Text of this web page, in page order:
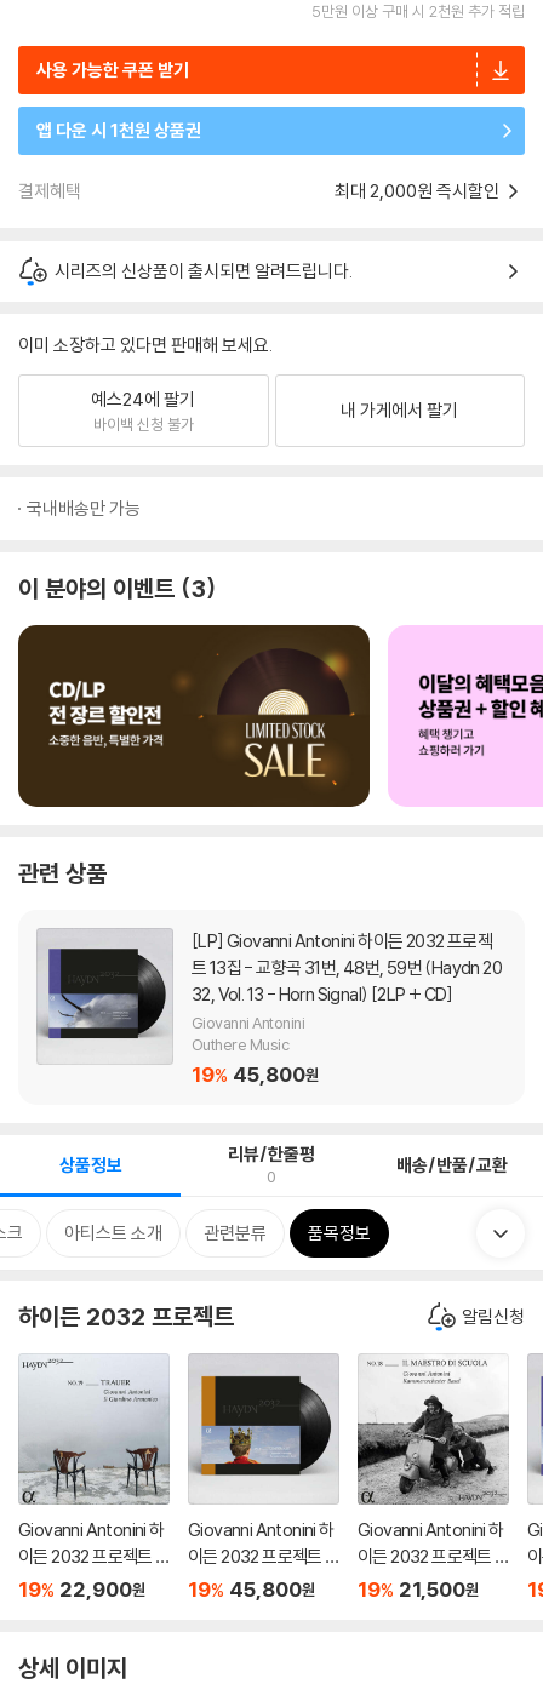
5만원 이상 구매 시 2천원 추가 적립
사용 가능한 쿠폰 받기
앱 다운 시 1천원 상품권
결제혜택 최대 2,000원 즉시할인
시리즈의 신상품이 출시되면 알려드립니다.
이미 소장하고 있다면 판매해 보세요.
예스24에 팔기
바이백 신청 불가
내 가게에서 팔기
국내배송만 가능
이 분야의 이벤트 3
관련 상품
[LP]
트 13집 - 교향곡 31번, 48번, 59번 (Haydn 20
32, Vol. 13 - Horn Signal) [2LP + CD]
Giovanni Antonini
Outhere Music
19% 45,800원
상품정보 리뷰/한줄평
0 배송/반품/교환
크 아티스트 소개 관련분류 품목정보
하이든 2032 프로젝트 알림신청
Giovanni Antonini 하
이든 2032 프로젝트 1
9집 - 교향곡 52번, 4
rauer)
19% 22,900원
Giovanni Antonini 하
이든 2032 프로젝트 1
4집 - 교향곡 53번 '제
19% 45,800원
Giovanni Antonini 하
이든 2032 프로젝트 1
8집 - 교향곡 56번, 29
19% 21,500원
3
상세 이미지